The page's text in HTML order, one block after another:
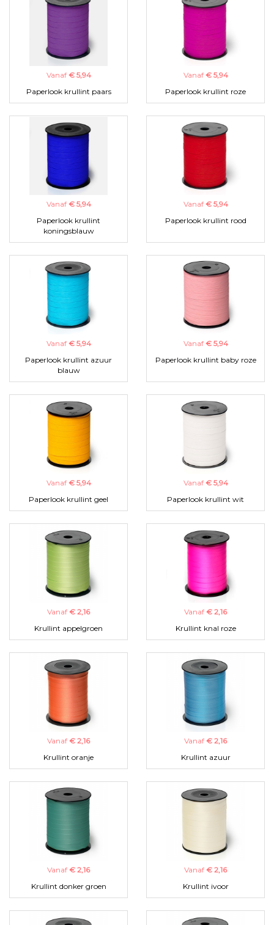
Vanaf € 5,94
Paperlook krullint paars
Vanaf € 5,94
Paperlook krullint roze
Vanaf € 5,94
Paperlook krullint
koningsblauw
Vanaf € 5,94
Paperlook krullint rood
Vanaf € 5,94
Paperlook krullint azuur
blauw
Vanaf € 5,94
Paperlook krullint baby roze
Vanaf € 5,94
Paperlook krullint geel
Vanaf € 5,94
Paperlook krullint wit
Vanaf € 2,16
Krullint appelgroen
Vanaf € 2,16
Krullint knal roze
Vanaf € 2,16
Krullint oranje
Vanaf € 2,16
Krullint azuur
Vanaf € 2,16
Krullint donker groen
Vanaf € 2,16
Krullint ivoor